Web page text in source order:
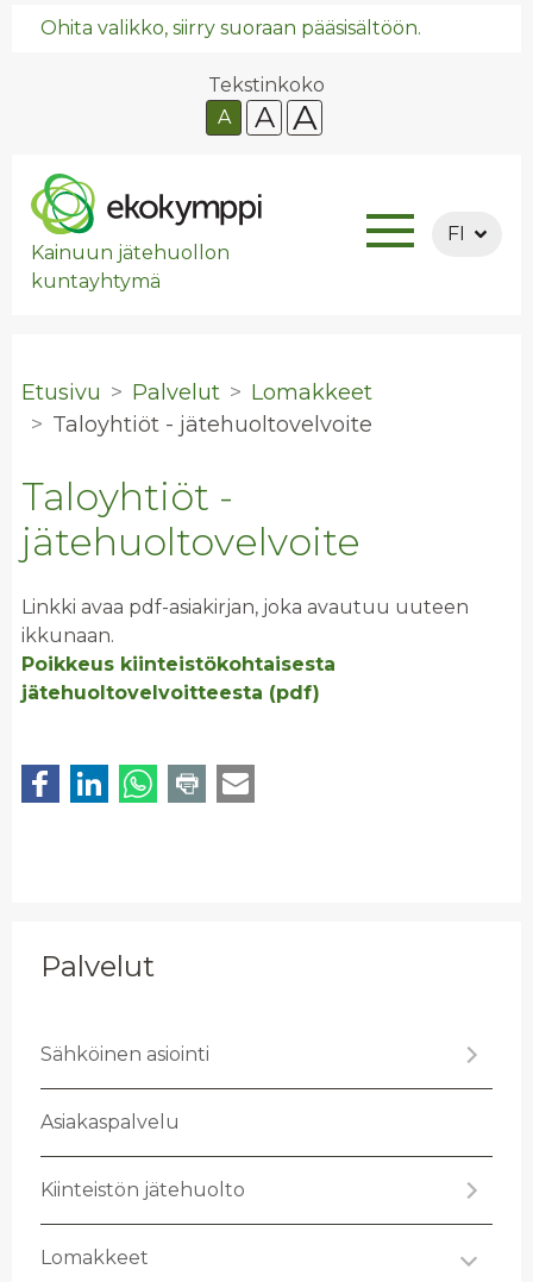
Ohita valikko, siirry suoraan pääsisältöön.
Tekstinkoko
A
A A
Kainuun jätehuollon
kuntayhtymä
FI
Palvelut
Säh­köi­nen asioin­ti
Asia­kas­pal­ve­lu
Kiin­teis­tön jä­te­huol­to
Lo­mak­keet
Etusivu Palvelut
Lomakkeet
Ta­lo­yh­tiöt - jä­te­huol­to­vel­voi­te
Taloyhtiöt -
jätehuoltovelvoite
Linkki avaa pdf-asiakirjan, joka avautuu uuteen
ikkunaan.
Poikkeus kiinteistökohtaisesta
jätehuoltovelvoitteesta (pdf)